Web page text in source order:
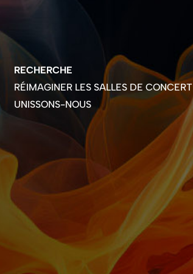
RECHERCHE
RÉIMAGINER LES SALLES DE CONCERT
UNISSONS-NOUS